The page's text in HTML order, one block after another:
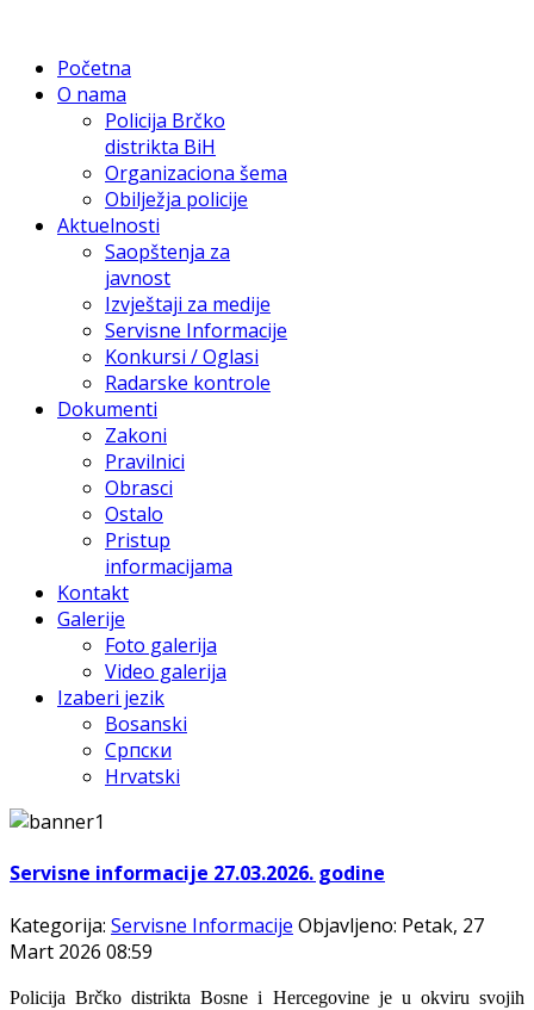
Početna
O nama
Policija Brčko
distrikta BiH
Organizaciona šema
Obilježja policije
Aktuelnosti
Saopštenja za
javnost
Izvještaji za medije
Servisne Informacije
Konkursi / Oglasi
Radarske kontrole
Dokumenti
Zakoni
Pravilnici
Obrasci
Ostalo
Pristup
informacijama
Kontakt
Galerije
Foto galerija
Video galerija
Izaberi jezik
Bosanski
Српски
Hrvatski
Servisne informacije 27.03.2026. godine
Kategorija: Servisne Informacije Objavljeno: Petak, 27
Mart 2026 08:59
Policija Brčko distrikta Bosne i Hercegovine je u okviru svojih